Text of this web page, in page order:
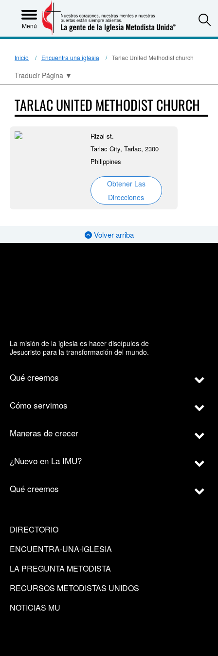
Menú
Inicio Encuentra una iglesia Tarlac United Methodist church
Traducir Página ▼
TARLAC UNITED METHODIST CHURCH
Rizal st.
Tarlac City, Tarlac, 2300
Philippines
Obtener Las
Direcciones
Volver arriba
La misión de la iglesia es hacer discípulos de
Jesucristo para la transformación del mundo.
Qué creemos
Cómo servimos
Maneras de crecer
¿Nuevo en La IMU?
Qué creemos
DIRECTORIO
ENCUENTRA-UNA-IGLESIA
LA PREGUNTA METODISTA
RECURSOS METODISTAS UNIDOS
NOTICIAS MU